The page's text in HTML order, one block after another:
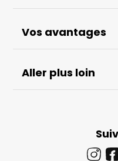
Vos avantages
Aller plus loin